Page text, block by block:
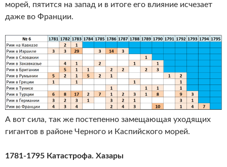
морей, пятится на запад и в итоге его влияние исчезает
даже во Франции.
А вот сила, так же постепенно замещающая уходящих
гигантов в районе Черного и Каспийского морей.
1781-1795 Катастрофа. Хазары